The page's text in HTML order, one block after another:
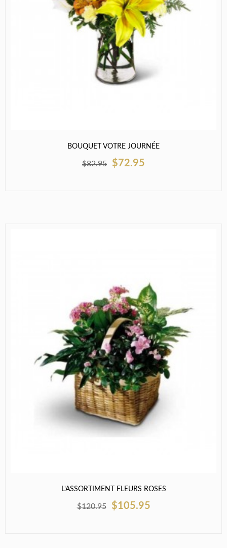
BOUQUET VOTRE JOURNÉE
$82.95 $72.95
L'ASSORTIMENT FLEURS ROSES
$120.95 $105.95